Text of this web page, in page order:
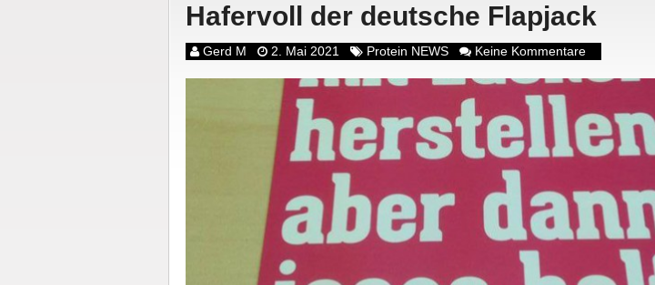
Hafervoll der deutsche Flapjack
Gerd M 2. Mai 2021 Protein NEWS Keine Kommentare